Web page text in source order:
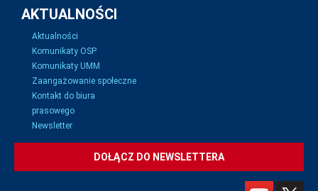
AKTUALNOŚCI
Aktualności
Komunikaty OSP
Komunikaty UMM
Zaangażowanie społeczne
Kontakt do biura
prasowego
Newsletter
DOŁĄCZ DO NEWSLETTERA